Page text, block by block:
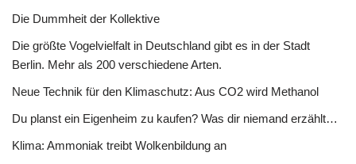
Die Dummheit der Kollektive
Die größte Vogelvielfalt in Deutschland gibt es in der Stadt
Berlin. Mehr als 200 verschiedene Arten.
Neue Technik für den Klimaschutz: Aus CO2 wird Methanol
Du planst ein Eigenheim zu kaufen? Was dir niemand erzählt…
Klima: Ammoniak treibt Wolkenbildung an